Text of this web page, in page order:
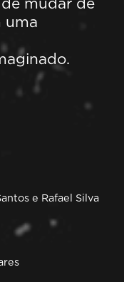
mudar de
uma
e Rafael Silva